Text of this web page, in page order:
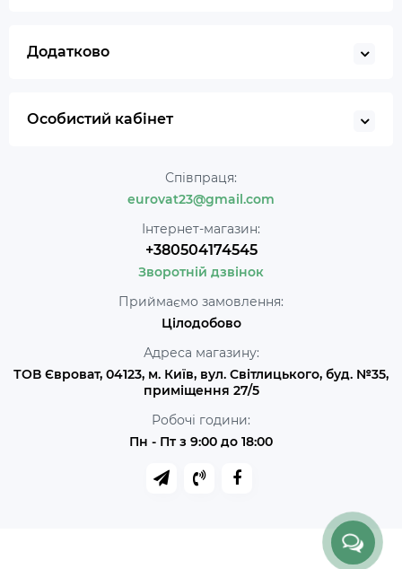
Додатково
Особистий кабінет
Співпраця:
eurovat23@gmail.com
Інтернет-магазин:
+380504174545
Зворотній дзвінок
Приймаємо замовлення:
Цілодобово
Адреса магазину:
ТОВ Євроват, 04123, м. Київ, вул. Світлицького, буд. №35,
приміщення 27/5
Робочі години:
Пн - Пт з 9:00 до 18:00